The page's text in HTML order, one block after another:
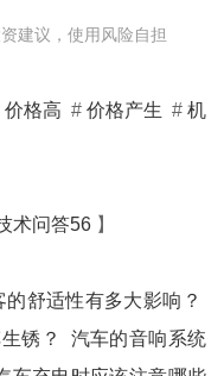
建议，使用风险自担
价格高 # 价格产生 # 机
术问答56 】
舒适性有多大影响？
锈？
汽车的音响系统